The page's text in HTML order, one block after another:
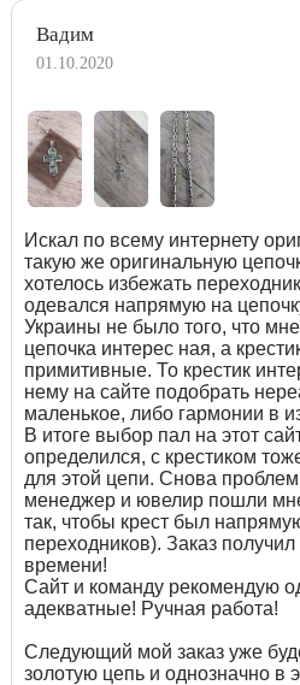
Вадим
01.10.2020
Искал по всему интернету
такую же оригинальную
хотелось избежать
одевался напрямую на
Украины не было того, что
цепочка интерес ная, а
примитивные. То крестик
нему на сайте подобрать
маленькое, либо гармонии в
В итоге выбор пал на этот
определился, с крестиком
для этой цепи. Снова
менеджер и ювелир пошли
так, чтобы крест был
переходников). Заказ
времени!
Сайт и команду рекомендую
адекватные! Ручная работа!
Следующий мой заказ уже
золотую цепь и однозначно в